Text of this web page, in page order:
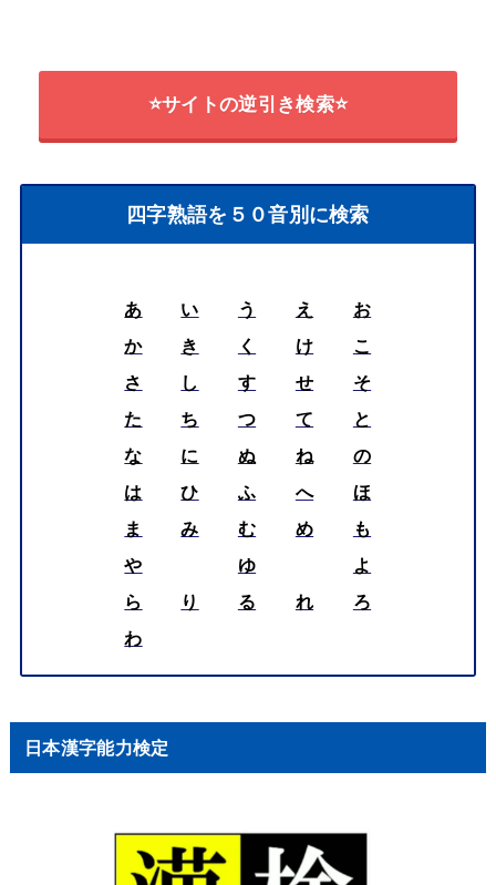
⭐サイトの逆引き検索⭐
四字熟語を５０音別に検索
あ い う え
お
か
き く け
こ
さ
し す せ
そ
た
ち つ て
と
な
に ぬ ね
の
は
ひ ふ へ
ほ
ま
み む め
も
や
ゆ
よ
ら
り る れ
ろ
わ
日本漢字能力検定